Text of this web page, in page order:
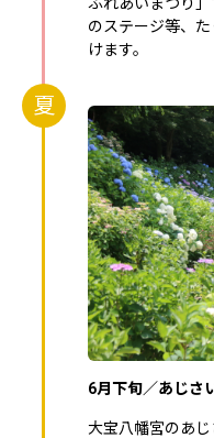
のステージ等、
けます。
夏
6月下旬／あじさ
大宝八幡宮のあ